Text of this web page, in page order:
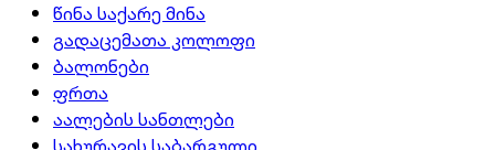
წინა საქარე მინა
გადაცემათა კოლოფი
ბალონები
ფრთა
აალების სანთლები